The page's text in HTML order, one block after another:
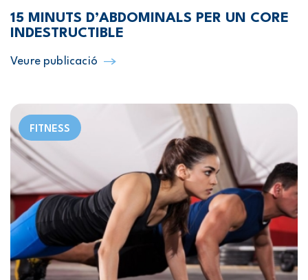
15 MINUTS D’ABDOMINALS PER UN CORE
INDESTRUCTIBLE
Veure publicació
FITNESS